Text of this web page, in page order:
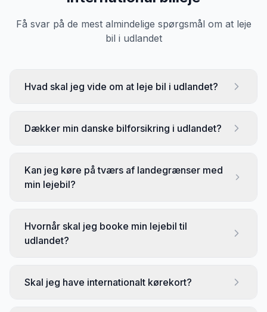
Få svar på de mest almindelige spørgsmål om at leje
bil i udlandet
Hvad skal jeg vide om at leje bil i udlandet?
Dækker min danske bilforsikring i udlandet?
Kan jeg køre på tværs af landegrænser med
min lejebil?
Hvornår skal jeg booke min lejebil til
udlandet?
Skal jeg have internationalt kørekort?